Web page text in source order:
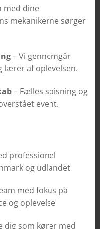
med dine
mekanikerne sørger
– Vi gennemgår
lærer af oplevelsen.
– Fælles spisning og
event.
professionel
og udlandet
med fokus på
og oplevelse
dig som kører med